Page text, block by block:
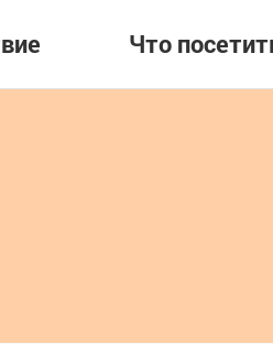
Что